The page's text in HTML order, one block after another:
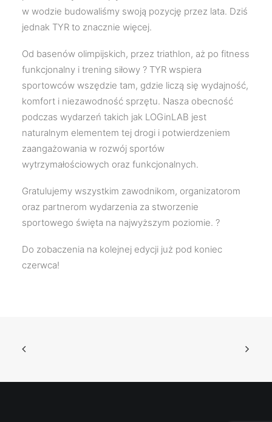
w wodzie budowaliśmy swoją pozycję przez lata. Dziś
jednak TYR to znacznie więcej.
Od basenów olimpijskich, przez triathlon, aż po fitness
funkcjonalny i trening siłowy ? TYR wspiera
sportowców wszędzie tam, gdzie liczą się wydajność,
komfort i niezawodność sprzętu. Nasza obecność
podczas wydarzeń takich jak LOGinLAB jest
naturalnym elementem tej drogi i potwierdzeniem
zaangażowania w rozwój sportów
wytrzymałościowych oraz funkcjonalnych.
Gratulujemy wszystkim zawodnikom, organizatorom
oraz partnerom wydarzenia za stworzenie
sportowego święta na najwyższym poziomie. ?
Do zobaczenia na kolejnej edycji już pod koniec
czerwca!